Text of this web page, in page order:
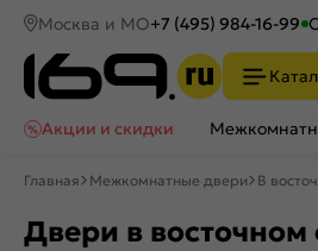
Москва и МО+7 (495) 984-16-99
Акции и скидки
Главная Межкомнатные двери В
Двери в восточном